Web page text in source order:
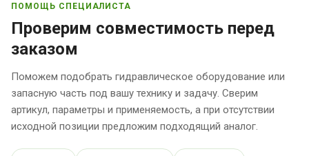
ПОМОЩЬ СПЕЦИАЛИСТА
Проверим совместимость перед
заказом
Поможем подобрать гидравлическое оборудование или
запасную часть под вашу технику и задачу. Сверим
артикул, параметры и применяемость, а при отсутствии
исходной позиции предложим подходящий аналог.